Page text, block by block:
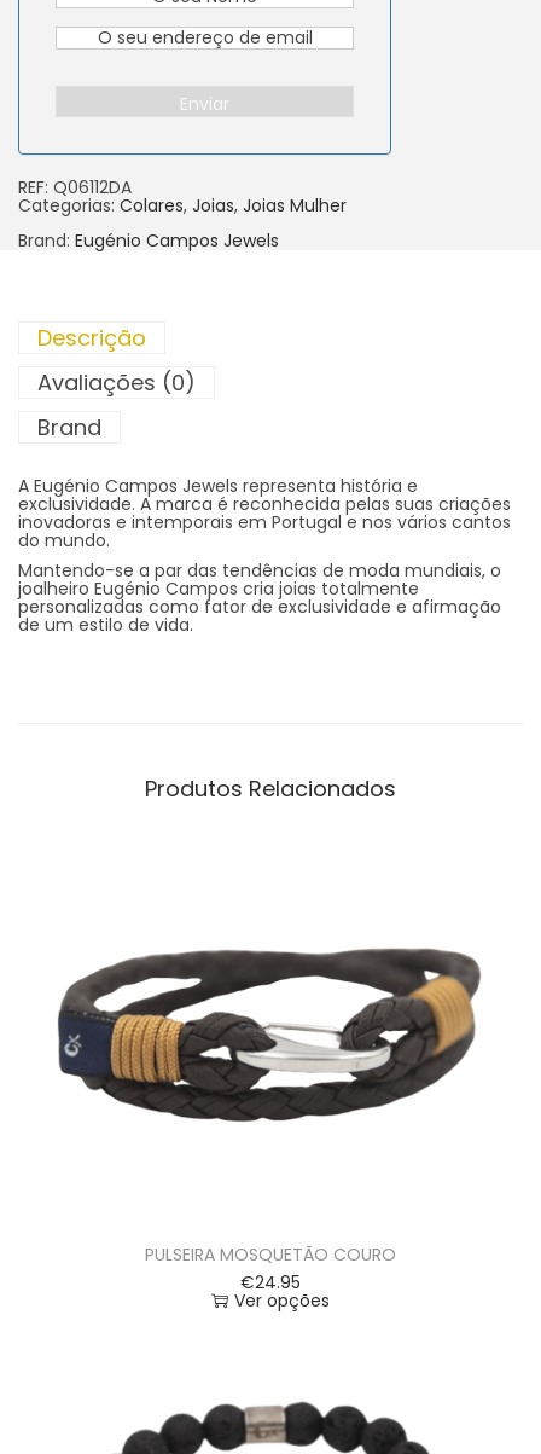
Enviar
REF: Q06112DA
Categorias: Colares, Joias, Joias Mulher
Brand: Eugénio Campos Jewels
Descrição
Avaliações (0)
Brand
A Eugénio Campos Jewels representa história e
exclusividade. A marca é reconhecida pelas suas criações
inovadoras e intemporais em Portugal e nos vários cantos
do mundo.
Mantendo-se a par das tendências de moda mundiais, o
joalheiro Eugénio Campos cria joias totalmente
personalizadas como fator de exclusividade e afirmação
de um estilo de vida.
Produtos Relacionados
PULSEIRA MOSQUETÃO COURO
€24.95
Ver opções